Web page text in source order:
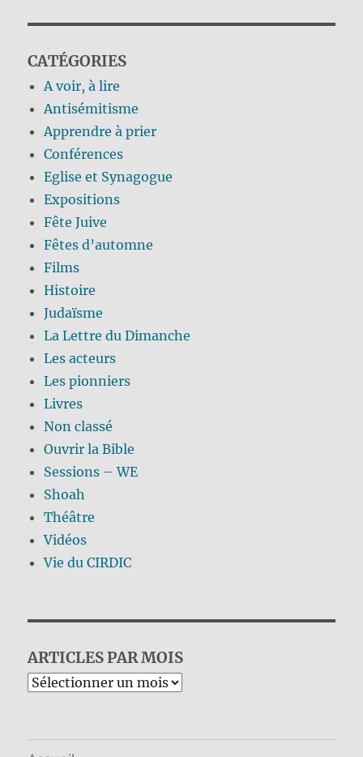
CATÉGORIES
A voir, à lire
Antisémitisme
Apprendre à prier
Conférences
Eglise et Synagogue
Expositions
Fête Juive
Fêtes d’automne
Films
Histoire
Judaïsme
La Lettre du Dimanche
Les acteurs
Les pionniers
Livres
Non classé
Ouvrir la Bible
Sessions – WE
Shoah
Théâtre
Vidéos
Vie du CIRDIC
ARTICLES PAR MOIS
Archives